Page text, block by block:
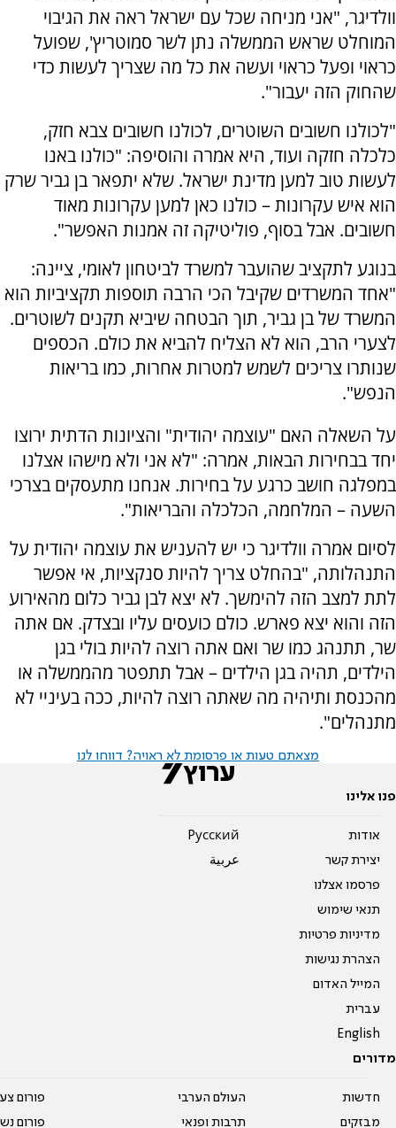
וולדיגר, "אני מניחה שכל עם ישראל ראה את הגיבוי
המוחלט שראש הממשלה נתן לשר סמוטריץ', שפועל
כראוי ופעל כראוי ועשה את כל מה שצריך לעשות כדי
שהחוק הזה יעבור".
"לכולנו חשובים השוטרים, לכולנו חשובים צבא חזק,
כלכלה חזקה ועוד, היא אמרה והוסיפה: "כולנו באנו
לעשות טוב למען מדינת ישראל. שלא יתפאר בן גביר שרק
הוא איש עקרונות – כולנו כאן למען עקרונות מאוד
חשובים. אבל בסוף, פוליטיקה זה אמנות האפשר".
בנוגע לתקציב שהועבר למשרד לביטחון לאומי, ציינה:
"אחד המשרדים שקיבל הכי הרבה תוספות תקציביות הוא
המשרד של בן גביר, תוך הבטחה שיביא תקנים לשוטרים.
לצערי הרב, הוא לא הצליח להביא את כולם. הכספים
שנותרו צריכים לשמש למטרות אחרות, כמו בריאות
הנפש".
על השאלה האם "עוצמה יהודית" והציונות הדתית ירוצו
יחד בבחירות הבאות, אמרה: "לא אני ולא מישהו אצלנו
במפלגה חושב כרגע על בחירות. אנחנו מתעסקים בצרכי
השעה – המלחמה, הכלכלה והבריאות".
לסיום אמרה וולדיגר כי יש להעניש את עוצמה יהודית על
התנהלותה, "בהחלט צריך להיות סנקציות, אי אפשר
לתת למצב הזה להימשך. לא יצא לבן גביר כלום מהאירוע
הזה והוא יצא פארש. כולם כועסים עליו ובצדק. אם אתה
שר, תתנהג כמו שר ואם אתה רוצה להיות בולי בגן
הילדים, תהיה בגן הילדים – אבל תתפטר מהממשלה או
מהכנסת ותיהיה מה שאתה רוצה להיות, ככה בעיניי לא
מתנהלים".
מצאתם טעות או פרסומת לא ראויה? דווחו לנו
פנו אלינו
אודות
יצירת קשר
פרסמו אצלנו
תנאי שימוש
מדיניות פרטיות
הצהרת נגישות
המייל האדום
עברית
English
Pусский
عربية
מדורים
חדשות
מבזקים
העולם הערבי
תרבות ופנאי
פורום
פורום